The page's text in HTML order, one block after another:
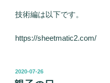
技術編は以下です。
https://sheetmatic2.com/
投
稿
2020-07-26